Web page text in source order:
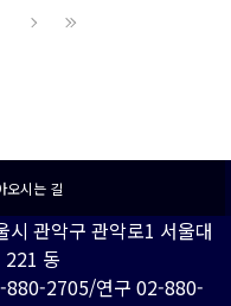
오시는 길
관악구 관악로1 서울대
221 동
2705/연구 02-880-